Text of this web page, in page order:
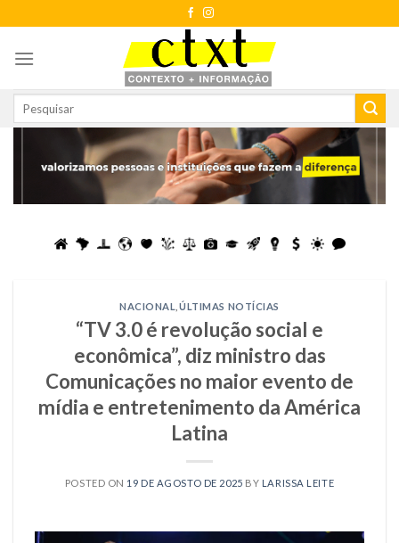
to
content
NACIONAL ,ÚLTIMAS NOTÍCIAS
“TV 3.0 é revolução social e
econômica”, diz ministro das
Comunicações no maior evento de
mídia e entretenimento da América
Latina
POSTED ON 19 DE AGOSTO DE 2025 BY LARISSA LEITE